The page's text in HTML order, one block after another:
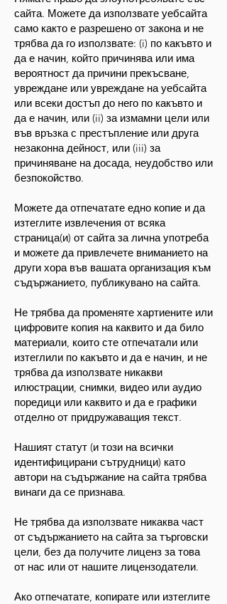
сайта. Можете да използвате уебсайта
само както е разрешено от закона и не
трябва да го използвате: (i) по какъвто и
да е начин, който причинява или има
вероятност да причини прекъсване,
увреждане или увреждане на уебсайта
или всеки достъп до него по какъвто и
да е начин, или (ii) за измамни цели или
във връзка с престъпление или друга
незаконна дейност, или (iii) за
причиняване на досада, неудобство или
безпокойство.
Можете да отпечатате едно копие и да
изтеглите извлечения от всяка
страница(и) от сайта за лична употреба
и можете да привлечете вниманието на
други хора във вашата организация към
съдържанието, публикувано на сайта.
Не трябва да променяте хартиените или
цифровите копия на каквито и да било
материали, които сте отпечатали или
изтеглили по какъвто и да е начин, и не
трябва да използвате никакви
илюстрации, снимки, видео или аудио
поредици или каквито и да е графики
отделно от придружаващия текст.
Нашият статут (и този на всички
идентифицирани сътрудници) като
автори на съдържание на сайта трябва
винаги да се признава.
Не трябва да използвате никаква част
от съдържанието на сайта за търговски
цели, без да получите лиценз за това
от нас или от нашите лицензодатели.
Ако отпечатате, копирате или изтеглите